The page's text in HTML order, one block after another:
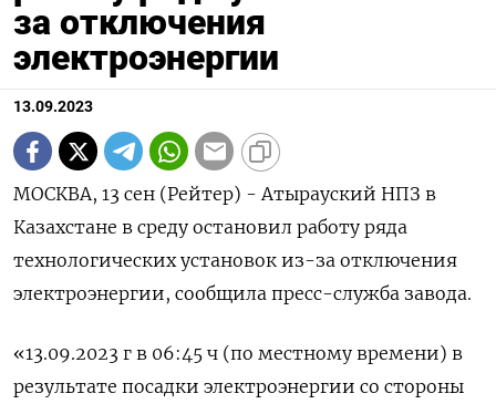
за отключения
электроэнергии
13.09.2023
МОСКВА, 13 сен (Рейтер) - Атырауский НПЗ в
Казахстане в среду остановил работу ряда
технологических установок из-за отключения
электроэнергии, сообщила пресс-служба завода.
«13.09.2023 г в 06:45 ч (по местному времени) в
результате посадки электроэнергии со стороны